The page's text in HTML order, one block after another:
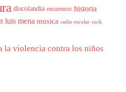
discolandia encuentros historia
luis mena musica radio escolar rock